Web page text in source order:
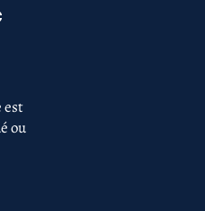
est
ou